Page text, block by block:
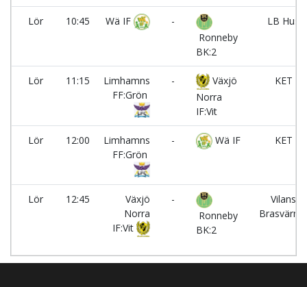
Lör 10:45 Wä IF
-
Ronneby
BK:2
LB Hus
Lör 11:15
Limhamns
FF:Grön
-
Växjö
Norra
IF:Vit
KET
Lör 12:00
Limhamns
FF:Grön
- Wä IF KET
Lör 12:45
Växjö
Norra
IF:Vit
-
Ronneby
BK:2
Vilans
Brasvärme